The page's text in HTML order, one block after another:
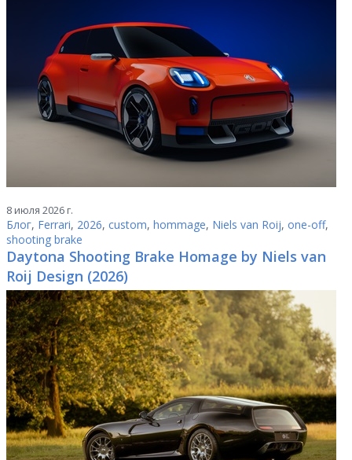
8 июля 2026 г.
Блог, Ferrari, 2026, custom, hommage, Niels van Roij, one-off,
shooting brake
Daytona Shooting Brake Homage by Niels van
Roij Design (2026)